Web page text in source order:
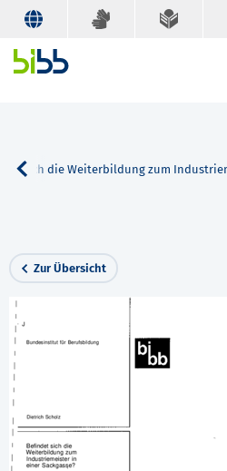
sich die Weiterbildung zum
Zur Übersicht